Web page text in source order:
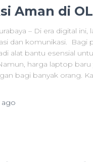
Aman di
– Di era digital
dan komunikasi. Bagi
alat bantu esensial
harga laptop
bagi banyak orang.